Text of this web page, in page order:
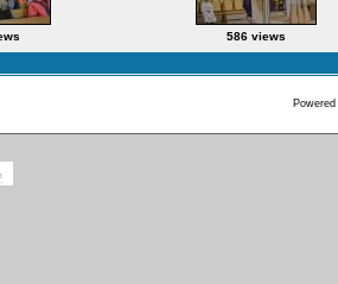
586 views